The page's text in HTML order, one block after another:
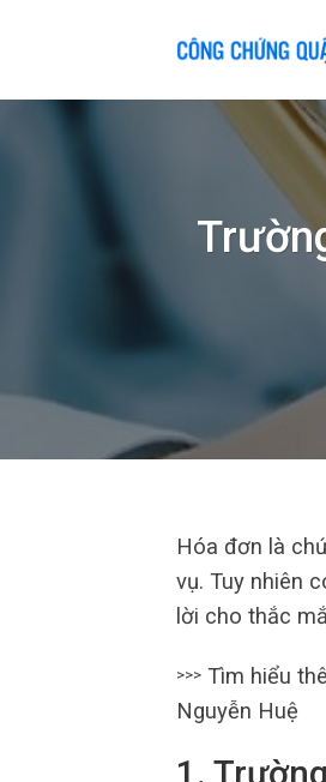
Hóa đơn là
vụ. Tuy nhiên
lời cho thắc
>>> Tìm hiểu
Nguyễn Huệ
1.